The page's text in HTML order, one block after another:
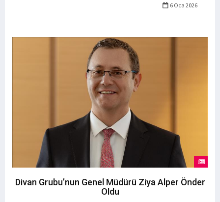
6 Oca 2026
Divan Grubu’nun Genel Müdürü Ziya Alper Önder
Oldu